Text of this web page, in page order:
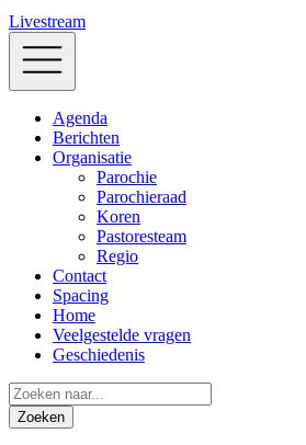
Livestream
Agenda
Berichten
Organisatie
Parochie
Parochieraad
Koren
Pastoresteam
Regio
Contact
Spacing
Home
Veelgestelde vragen
Geschiedenis